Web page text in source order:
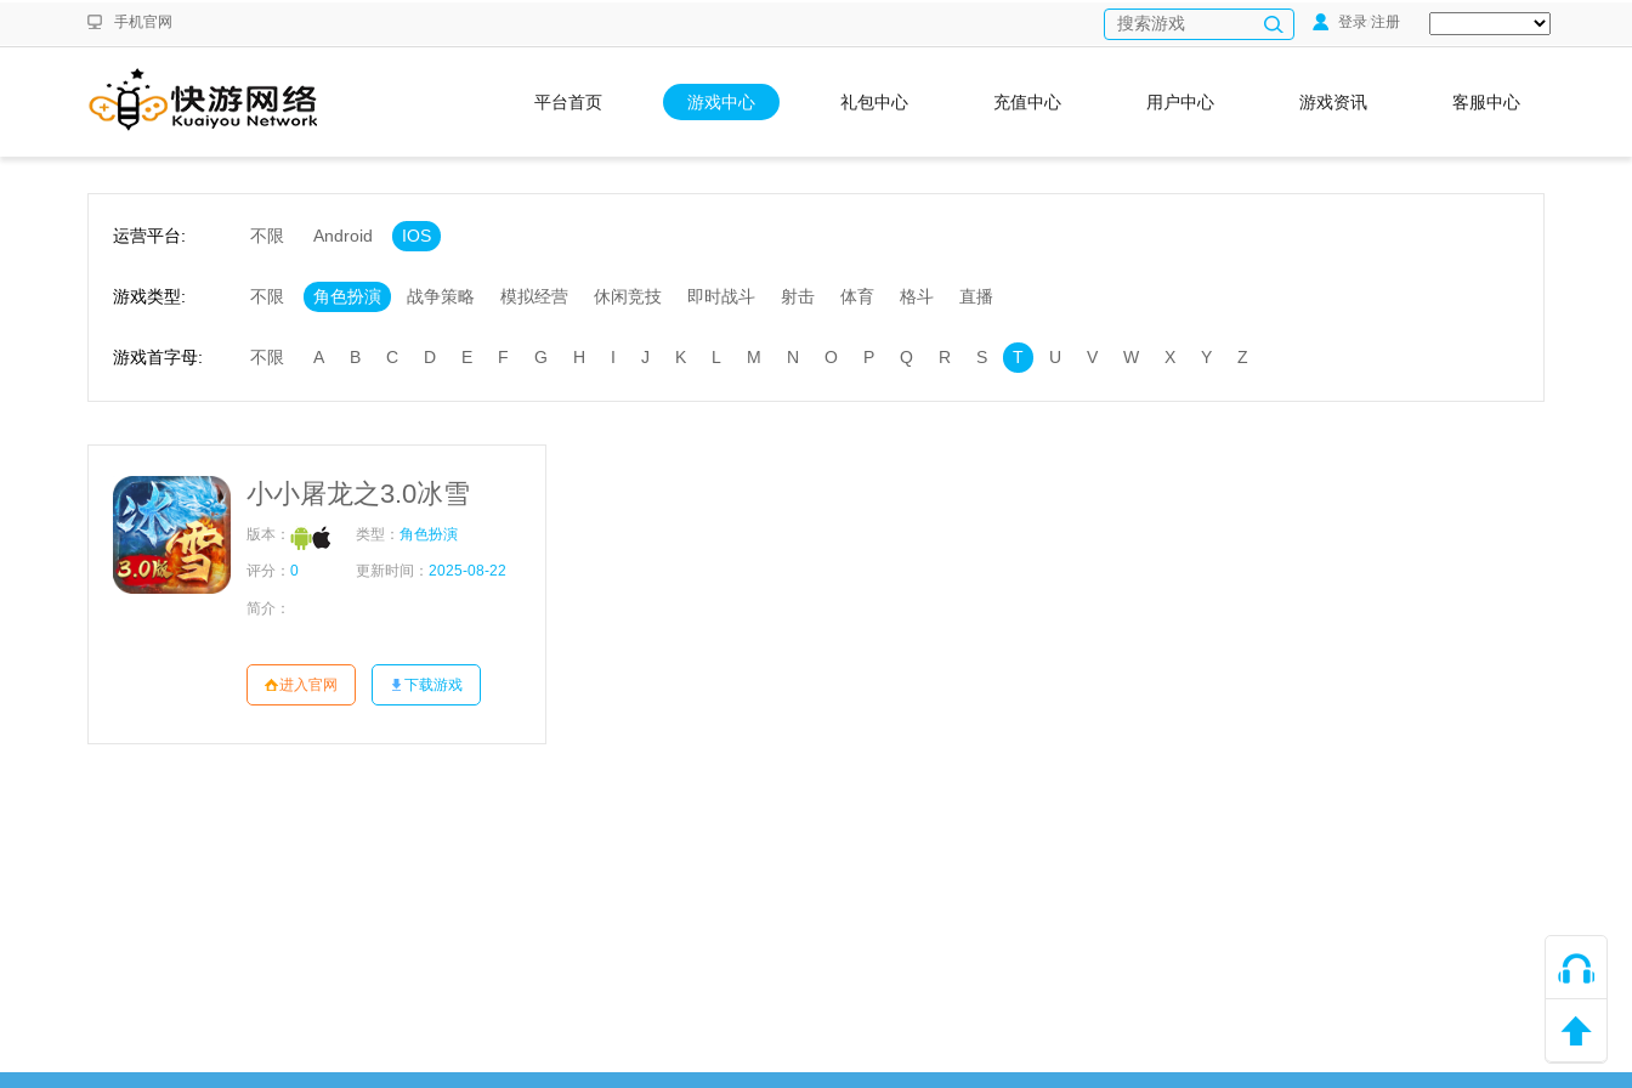
手机官网 登录 注册
平台首页 游戏中心 礼包中心 充值中心 用户中心 游戏资讯 客服中心
运营平台: 不限 Android IOS
游戏类型: 不限 角色扮演 战争策略 模拟经营 休闲竞技 即时战斗 射击 体育 格斗 直播
游戏首字母: 不限 A B C D E F G H I J K L M N O P Q R S T U V W X Y Z
小小屠龙之3.0冰雪
版本： 类型：角色扮演
评分： 0 更新时间：2025-08-22
简介：
进入官网 下载游戏